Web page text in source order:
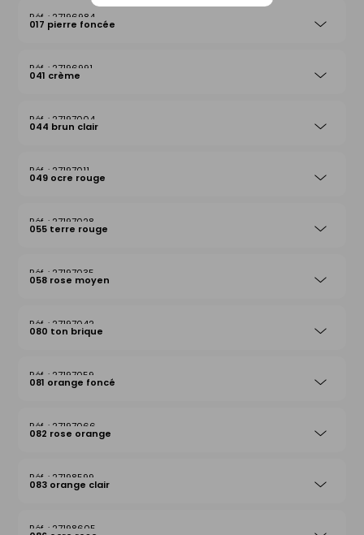
27196984
017 pierre foncée
27196991
041 crème
27197004
044 brun clair
27197011
049 ocre rouge
27197028
055 terre rouge
27197035
058 rose moyen
27197042
080 ton brique
27197059
081 orange foncé
27197066
082 rose orange
27198599
083 orange clair
27198605